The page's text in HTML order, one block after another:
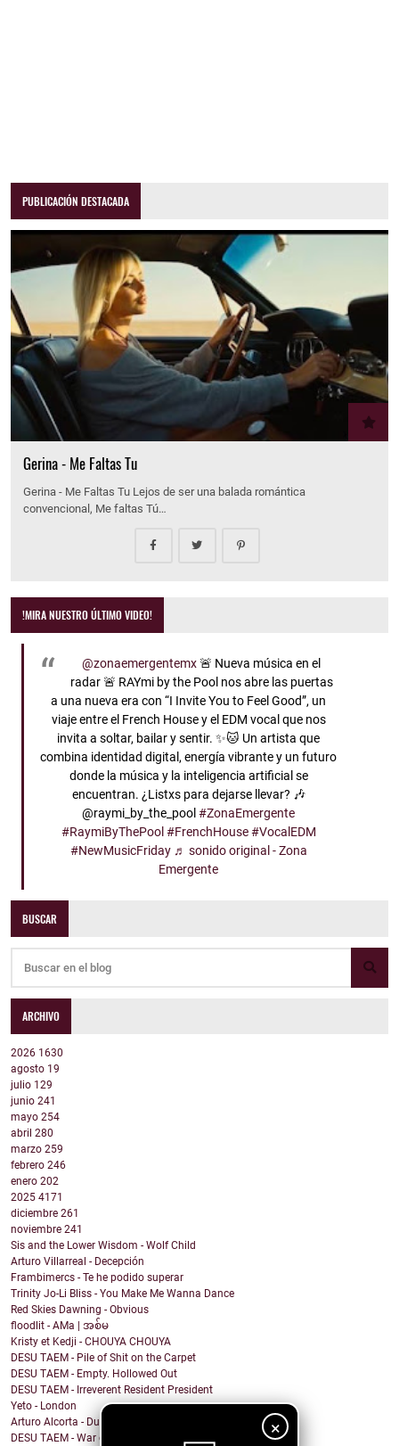
×
PUBLICACIÓN DESTACADA
Gerina - Me Faltas Tu
Gerina - Me Faltas Tu Lejos de ser una balada romántica
convencional, Me faltas Tú…
!MIRA NUESTRO ÚLTIMO VIDEO!
@zonaemergentemx🚨 Nueva música en el
radar 🚨 RAYmi by the Pool nos abre las puertas
a una nueva era con “I Invite You to Feel Good”, un
viaje entre el French House y el EDM vocal que nos
invita a soltar, bailar y sentir. ✨🐱 Un artista que
combina identidad digital, energía vibrante y un futuro
donde la música y la inteligencia artificial se
encuentran. ¿Listxs para dejarse llevar? 🎶
@raymi_by_the_pool#ZonaEmergente
#RaymiByThePool #FrenchHouse #VocalEDM
#NewMusicFriday ♬ sonido original - Zona
Emergente
BUSCAR
ARCHIVO
2026 1630
agosto 19
julio 129
junio 241
mayo 254
abril 280
marzo 259
febrero 246
enero 202
2025 4171
diciembre 261
noviembre 241
Sis and the Lower Wisdom - Wolf Child
Arturo Villarreal - Decepción
Frambimercs - Te he podido superar
Trinity Jo-Li Bliss - You Make Me Wanna Dance
Red Skies Dawning - Obvious
floodlit - AMa | အစ်မ
Kristy et Kedji - CHOUYA CHOUYA
DESU TAEM - Pile of Shit on the Carpet
DESU TAEM - Empty. Hollowed Out
DESU TAEM - Irreverent Resident President
Yeto - London
Arturo Alcorta - Dualidad
DESU TAEM - War on Bullies